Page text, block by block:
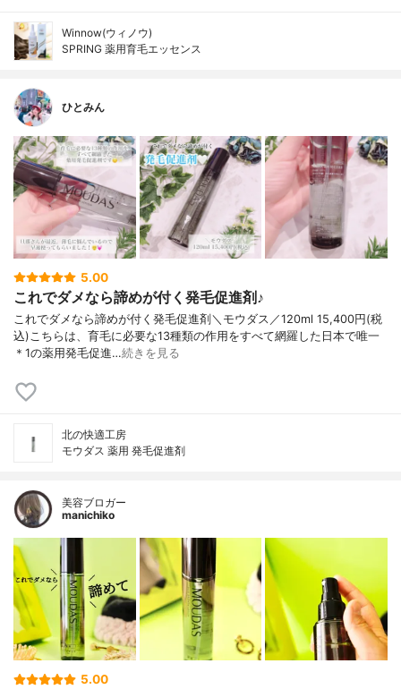
Winnow(ウィノウ)
SPRING 薬用育毛エッセンス
ひとみん
5.00
これでダメなら諦めが付く発毛促進剤♪
これでダメなら諦めが付く発毛促進剤＼モウダス／120ml 15,400円(税
込)こちらは、育毛に必要な13種類の作用をすべて網羅した日本で唯一
＊1の薬用発毛促進…続きを見る
北の快適工房
モウダス 薬用 発毛促進剤
美容ブロガー
manichiko
5.00